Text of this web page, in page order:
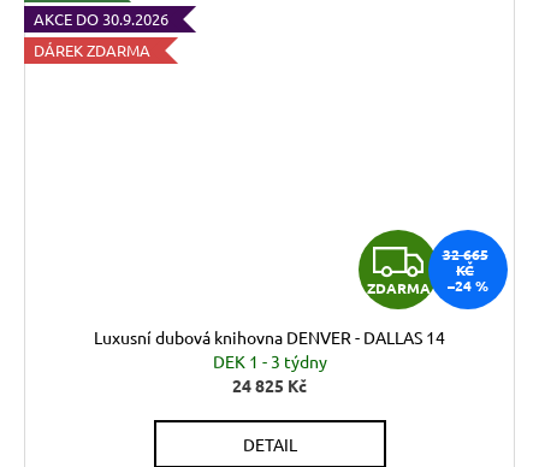
AKCE DO 30.9.2026
DÁREK ZDARMA
Z
D
ZDARMA
32 665
KČ
–24 %
Luxusní dubová knihovna DENVER - DALLAS 14
DEK 1 - 3 týdny
24 825 Kč
DETAIL